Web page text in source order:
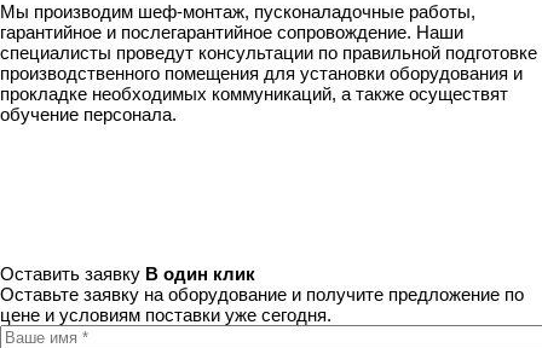
Мы производим шеф-монтаж, пусконаладочные работы,
гарантийное и послегарантийное сопровождение. Наши
специалисты проведут консультации по правильной подготовке
производственного помещения для установки оборудования и
прокладке необходимых коммуникаций, а также осуществят
обучение персонала.
Оставить заявку В один клик
Оставьте заявку на оборудование и получите предложение по
цене и условиям поставки уже сегодня.
Ваше имя*